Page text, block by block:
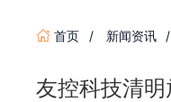
首页 新闻资讯
友控科技清明